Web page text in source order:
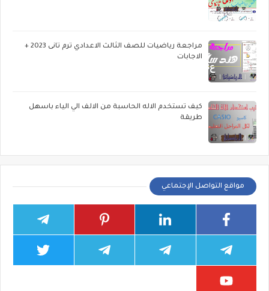
مراجعة رياضيات للصف الثالث الاعدادي ترم تانى 2023 +
الاجابات
كيف تستخدم الاله الحاسبة من الالف الي الياء باسهل
طريقة
مواقع التواصل الإجتماعي